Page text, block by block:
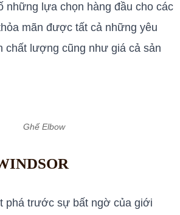
những lựa chọn hàng đầu cho các
mãn được tất cả những yêu
chất lượng cũng như giá cả sản
Ghế Elbow
phá trước sự bất ngờ của giới